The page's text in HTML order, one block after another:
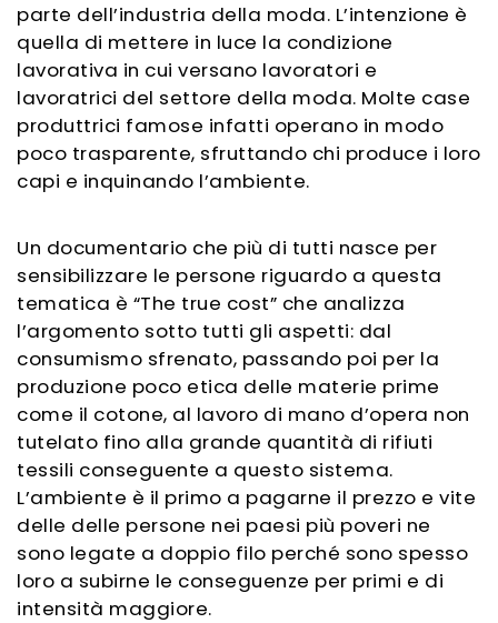
parte dell’industria della moda. L’intenzione è
quella di mettere in luce la condizione
lavorativa in cui versano lavoratori e
lavoratrici del settore della moda. Molte case
produttrici famose infatti operano in modo
poco trasparente, sfruttando chi produce i loro
capi e inquinando l’ambiente.
Un documentario che più di tutti nasce per
sensibilizzare le persone riguardo a questa
tematica è “The true cost” che analizza
l’argomento sotto tutti gli aspetti: dal
consumismo sfrenato, passando poi per la
produzione poco etica delle materie prime
come il cotone, al lavoro di mano d’opera non
tutelato fino alla grande quantità di rifiuti
tessili conseguente a questo sistema.
L’ambiente è il primo a pagarne il prezzo e vite
delle delle persone nei paesi più poveri ne
sono legate a doppio filo perché sono spesso
loro a subirne le conseguenze per primi e di
intensità maggiore.